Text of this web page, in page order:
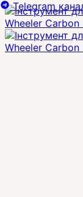
Telegram